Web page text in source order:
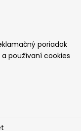
poriadok
používaní cookies